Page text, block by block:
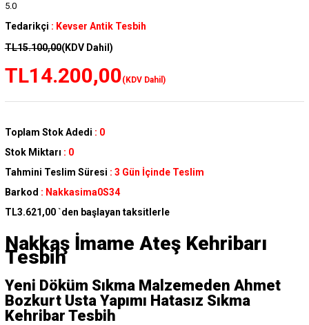
5.0
Tedarikçi : Kevser Antik Tesbih
TL15.100,00(KDV Dahil)
TL14.200,00(KDV Dahil)
Toplam Stok Adedi : 0
Stok Miktarı : 0
Tahmini Teslim Süresi : 3 Gün İçinde Teslim
Barkod : Nakkasima0S34
TL3.621,00 `den başlayan taksitlerle
Nakkaş İmame Ateş Kehribarı
Tesbih
Yeni Döküm Sıkma Malzemeden Ahmet
Bozkurt Usta Yapımı Hatasız Sıkma
Kehribar Tesbih